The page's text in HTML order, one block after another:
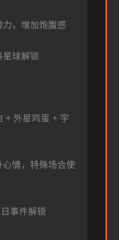
，增加饱腹感
星球解锁
+ 外星鸡蛋 + 宇
情，特殊场合使
事件解锁